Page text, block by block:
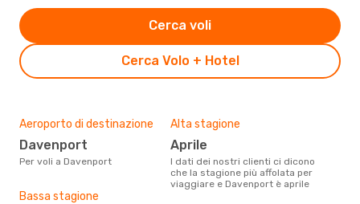
Cerca Volo + Hotel
Cerca voli
Aeroporto di destinazione
Davenport
Per voli a Davenport
Alta stagione
aprile
I dati dei nostri clienti ci dicono
che la stagione più affolata per
viaggiare e Davenport è aprile
Bassa stagione